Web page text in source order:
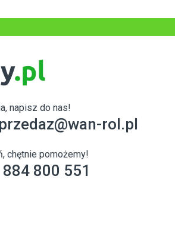
napisz do nas!
rol.pl
chętnie pomożemy!
884 800 551